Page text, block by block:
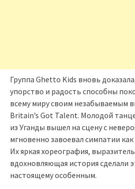
Группа Ghetto Kids вновь
упорство и радость способны
всему миру своим незабываемым
Britain’s Got Talent. Молодой
из Уганды вышел на сцену с
мгновенно завоевал симпатии как
Их яркая хореография,
вдохновляющая история сделали
настоящему особенным.